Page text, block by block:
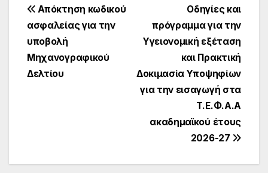
Πλοήγηση
άρθρων
Οδηγίες και
πρόγραμμα για την
Υγειονομική εξέταση
και Πρακτική
Δοκιμασία Υποψηφίων
για την εισαγωγή στα
Τ.Ε.Φ.Α.Α
ακαδημαϊκού έτους
2026-27
Απόκτηση κωδικού
ασφαλείας για την
υποβολή
Μηχανογραφικού
Δελτίου